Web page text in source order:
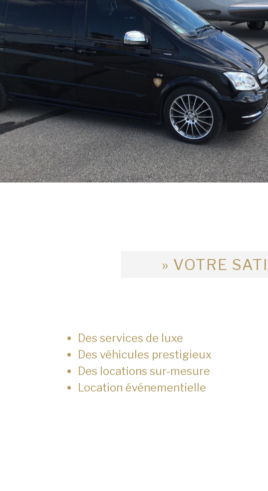
» VOTRE
Des services de luxe
Des véhicules prestigieux
Des locations sur-mesure
Location événementielle